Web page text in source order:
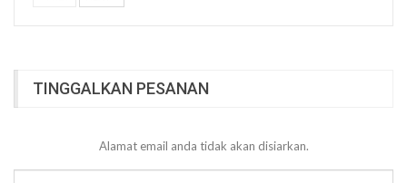
TINGGALKAN PESANAN
Alamat email anda tidak akan disiarkan.